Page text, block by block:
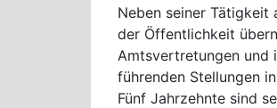
Neben seiner
der Öffentlichkeit
Amtsvertretungen und
führenden Stellungen
Fünf Jahrzehnte sind